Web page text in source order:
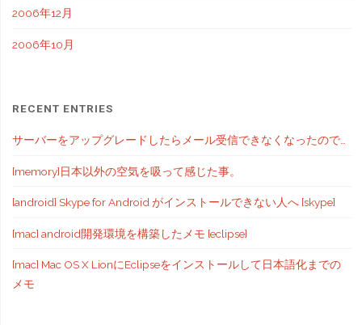
2006年12月
2006年10月
RECENT ENTRIES
サーバーをアップグレードしたらメール受信できなくなったので…
[memory]日本以外の空気を吸って感じた事。
[android] Skype for Android がインストールできない人へ [skype]
[mac] android開発環境を構築したメモ [eclipse]
[mac] Mac OS X LionにEclipseをインストールして日本語化までの
メモ